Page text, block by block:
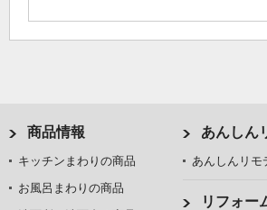
商品情報
キッチンまわりの商品
お風呂まわりの商品
あんしん
あんしんリモ
リフォー